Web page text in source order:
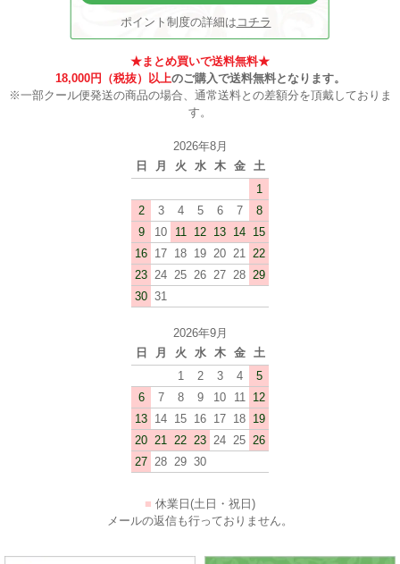
ポイント制度の詳細は コチラ
★まとめ買いで送料無料★
18,000円（税抜）以上のご購入で送料無料となります。
※一部クール便発送の商品の場合、通常送料との差額分を頂戴しておりま
す。
2026年8月
日
月 火 水 木 金
土
1
2
3 4 5 6 7
8
9
10 11 12 13 14 15
16 17 18 19 20 21
22
23 24 25 26 27 28 29
30 31
2026年9月
日
月 火 水 木 金
土
1
2 3 4
5
6
7 8 9 10 11
12
13 14 15 16 17 18 19
20 21 22 23 24 25 26
27 28 29 30
■ 休業日(土日・祝日)
メールの返信も行っておりません。